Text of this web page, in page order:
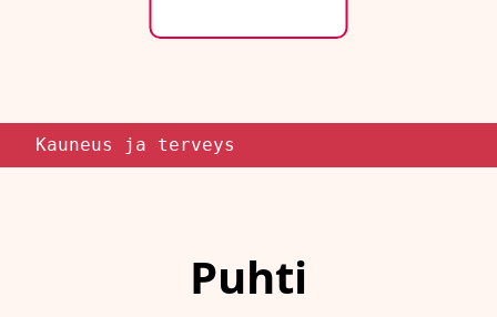
Kauneus ja terveys
Puhti